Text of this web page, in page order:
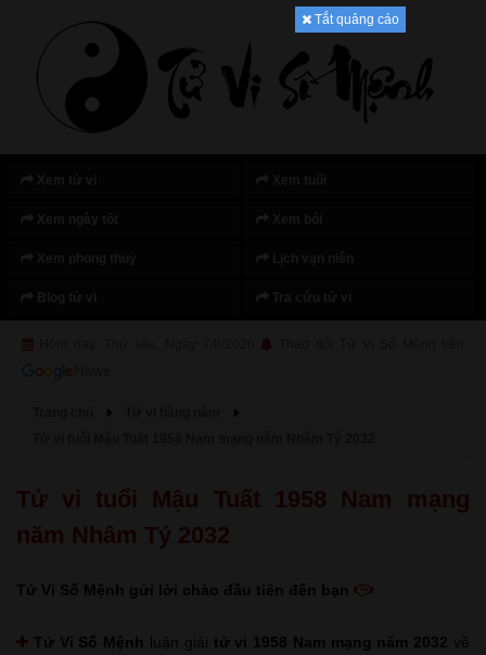
Tắt quảng cáo
Tử vi tuổi Mậu Tuất 1958 Nam mạng
năm Nhâm Tý 2032
Tử Vi Số Mệnh gửi lời chào đầu tiên đến bạn
Tử Vi Số Mệnh luận giải tử vi 1958 Nam mạng năm 2032 về